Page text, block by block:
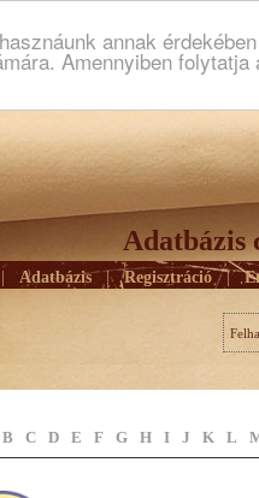
annak
Amennyiben
Adatbázis
Adatbázis | Regisztráció |
B C D E F G H I J K L